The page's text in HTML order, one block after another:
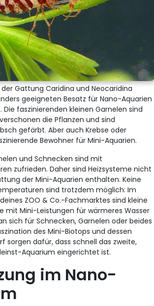
Gattung Caridina und Neocaridina
geeigneten Besatz für Nano-Aquarien
Die faszinierenden kleinen Garnelen sind
die Pflanzen und sind
gefärbt. Aber auch Krebse oder
Bewohner für Mini-Aquarien.
und Schnecken sind mit
zufrieden. Daher sind Heizsysteme nicht
der Mini-Aquarien enthalten. Keine
sind trotzdem möglich: Im
ZOO & Co.-Fachmarktes sind kleine
mit Mini-Leistungen für wärmeres Wasser
sich für Schnecken, Garnelen oder beides
des Mini-Biotops und dessen
sorgen dafür, dass schnell das zweite,
Aquarium eingerichtet ist.
im Nano-